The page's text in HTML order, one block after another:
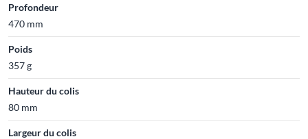
Profondeur
470 mm
Poids
357 g
Hauteur du colis
80 mm
Largeur du colis